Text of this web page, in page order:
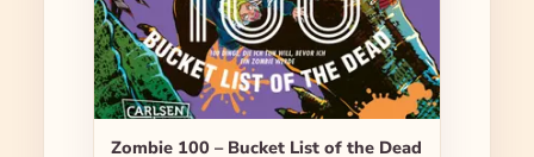
Zombie 100 – Bucket List of the Dead